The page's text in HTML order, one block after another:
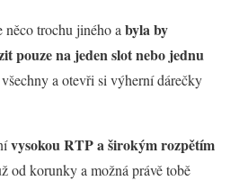
trochu jiného a byla by
pouze na jeden slot nebo jednu
a otevři si výherní dárečky
vysokou RTP a širokým rozpětím
od korunky a možná právě tobě